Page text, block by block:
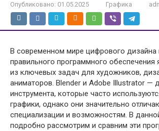
Опубликовано: 01.05.2025 Графика
В современном мире цифрового дизайна
правильного программного обеспечения
из ключевых задач для художников,
аниматоров. Blender и Adobe Illustrator —
инструмента, которые часто
графики, однако они значительно
специализации и возможностям. В
подробно рассмотрим и сравним эти